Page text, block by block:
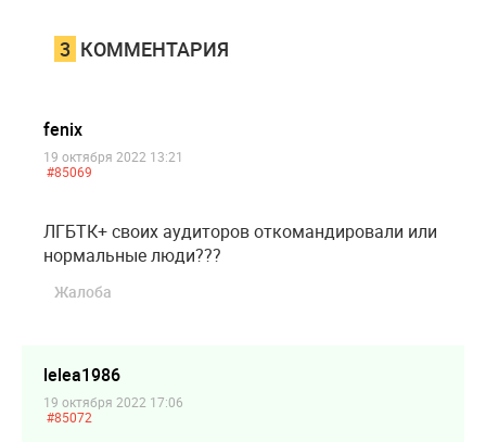
3 КОММЕНТАРИЯ
fenix
19 октября 2022 13:21
#85069
ЛГБТК+ своих аудиторов откомандировали или
нормальные люди???
Жалоба
lelea1986
19 октября 2022 17:06
#85072